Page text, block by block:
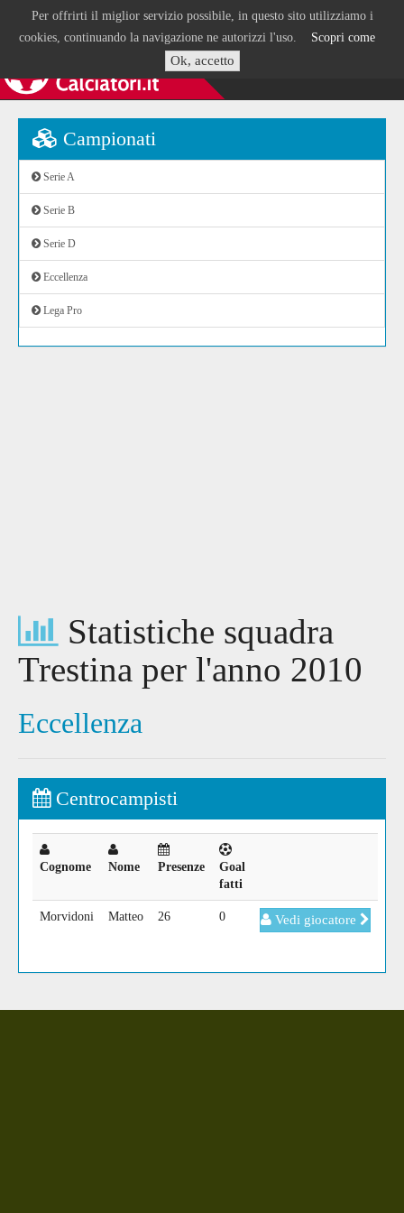
Per offrirti il miglior servizio possibile, in questo sito utilizziamo i
cookies, continuando la navigazione ne autorizzi l'uso. Scopri come
Ok, accetto
Campionati
Serie A
Serie B
Serie D
Eccellenza
Lega Pro
Statistiche squadra
Trestina per l'anno 2010
Eccellenza
Centrocampisti
Cognome Nome Presenze
Goal
fatti
Morvidoni Matteo 26 0 Vedi giocatore